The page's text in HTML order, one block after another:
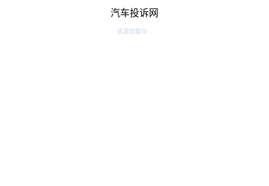
汽车投诉网
资源加载中...